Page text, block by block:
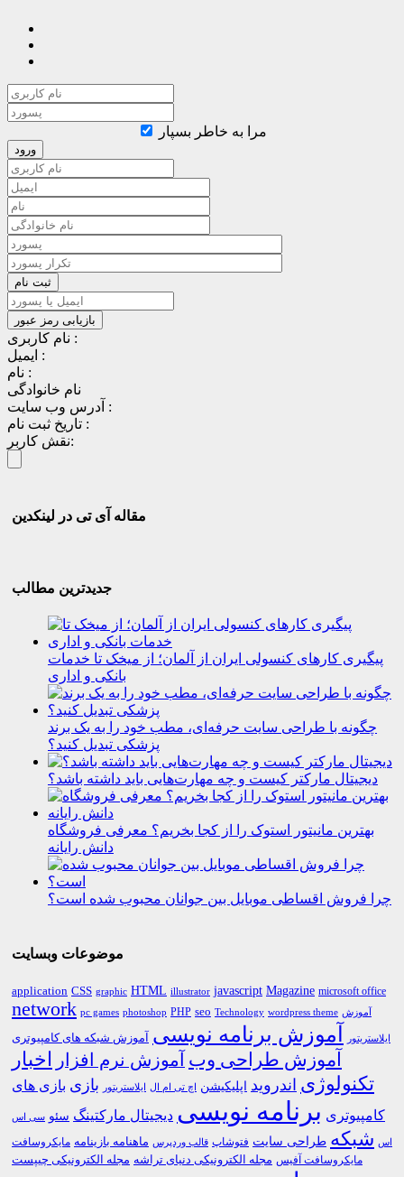
مرا به خاطر بسپار
نام کاربری :
ایمیل :
نام :
نام خانوادگی
آدرس وب سایت :
تاریخ ثبت نام :
نقش کاربر:
مقاله آی تی در لینکدین
جدیدترین مطالب
پیگیری کارهای کنسولی ایران از آلمان؛ از میخک تا خدمات
بانکی و اداری
چگونه با طراحی سایت حرفه‌ای، مطب خود را به یک برند
پزشکی تبدیل کنید؟
دیجیتال مارکتر کیست و چه مهارت‌هایی باید داشته باشد؟
بهترین مانیتور استوک را از کجا بخریم؟ معرفی فروشگاه
دانش رایانه
چرا فروش اقساطی موبایل بین جوانان محبوب شده است؟
موضوعات وبسایت
application CSS graphic HTML illustrator javascript Magazine microsoft office
network pc games photoshop PHP seo Technology wordpress theme آموزش
ایلاستریتور آموزش برنامه نویسی آموزش شبکه های کامپیوتری
آموزش طراحی وب آموزش نرم افزار اخبار
تکنولوژی اندروید اپلیکیشن اچ تی ام ال ایلاستریتور بازی بازی های
کامپیوتری برنامه نویسی دیجیتال مارکتینگ سئو سی اس
اس شبکه طراحی سایت فتوشاپ قالب وردپرس ماهنامه بازینامه مایکروسافت
مایکروسافت آفیس مجله الکترونیکی دنیای تراشه مجله الکترونیکی چیپست